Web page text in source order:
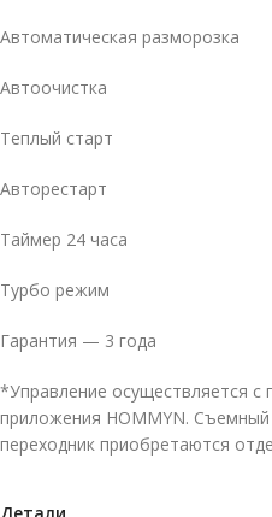
Автоматическая разморозка
Автоочистка
Теплый старт
Авторестарт
Таймер 24 часа
Турбо режим
Гарантия — 3 года
*Управление осуществляется
приложения HOMMYN.
переходник приобретаются